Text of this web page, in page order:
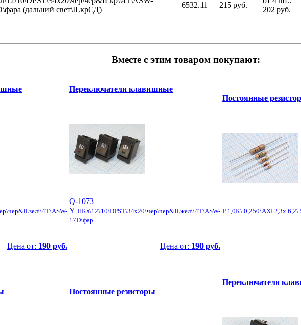
(дальний свет\ILкрСД)
6532.11 215 руб.
202 руб.
Вместе с этим товаром покупают:
Цена от: 190 руб.
Переключатели клавишные
Q-1073
Y ПКл\12\10\DPST\34x20\чер\чер&ILжел\\4T\ASW-
17D\фар
Цена от: 190 руб.
Постоянные
Р 1,0К\ 0,250\AXI 2,3x 6,2\
Постоянные резисторы
Переключатели